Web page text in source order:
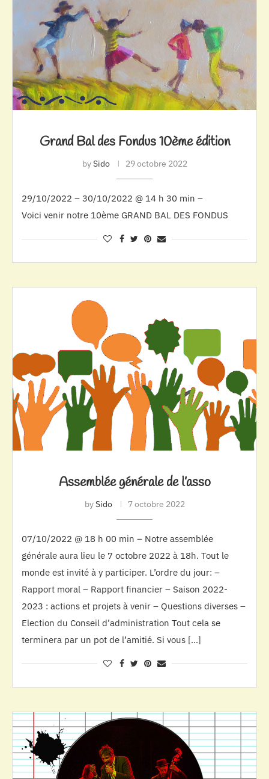
Grand Bal des Fondus 10ème édition
bySido 29 octobre 2022
29/10/2022 – 30/10/2022 @ 14 h 30 min –
Voici venir notre 10ème GRAND BAL DES FONDUS
Assemblée générale de l’asso
bySido 7 octobre 2022
07/10/2022 @ 18 h 00 min – Notre assemblée
générale aura lieu le 7 octobre 2022 à 18h. Tout le
monde est invité à y participer. L’ordre du jour: –
Rapport moral – Rapport financier – Saison 2022-
2023 : actions et projets à venir – Questions diverses –
Election du Conseil d’administration Tout cela se
terminera par un pot de l’amitié. Si vous […]